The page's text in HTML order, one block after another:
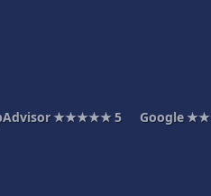
★★★★★5 Google